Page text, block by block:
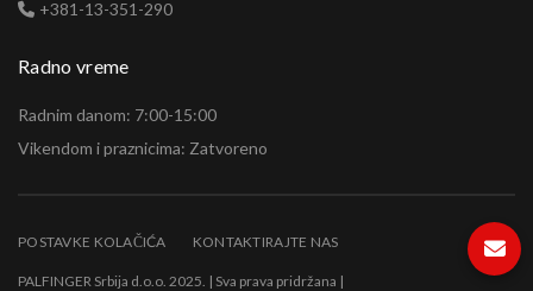
+381-13-351-290
Radno vreme
Radnim danom: 7:00-15:00
Vikendom i praznicima: Zatvoreno
POSTAVKE KOLAČIĆA KONTAKTIRAJTE NAS
PALFINGER Srbija d.o.o. 2025. | Sva prava pridržana |